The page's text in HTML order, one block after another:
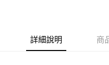
【注意事項】
２．訂單成立數日內，您將收到繳費
３．收到繳費通知簡訊後14天內，
每筆NT$70，滿NT$899(含以上
詳細說明 商